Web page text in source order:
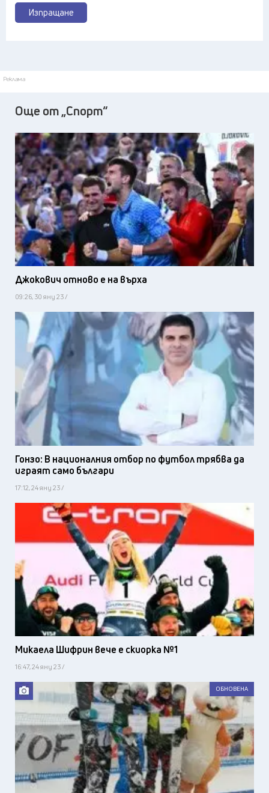
Изпращане
Реклама
Още от „Спорт“
Джокович отново е на върха
09:26, 30 яну 23 /
Гонзо: В националния отбор по футбол трябва да
играят само българи
17:12, 24 яну 23 /
Микаела Шифрин вече е скиорка №1
16:47, 24 яну 23 /
ОБНОВЕНА